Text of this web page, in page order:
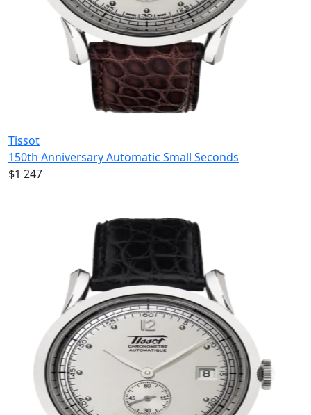
Tissot
150th Anniversary Automatic Small Seconds
$1 247